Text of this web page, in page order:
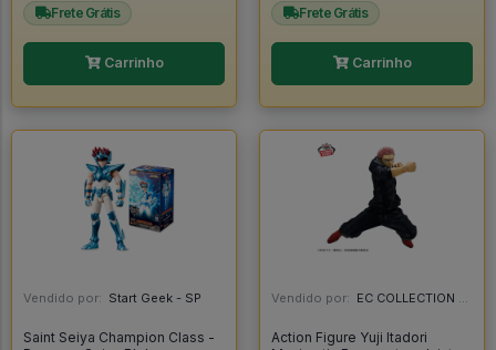
Frete Grátis
Carrinho
Frete Grátis
Carrinho
Vendido por: Start Geek - SP
Saint Seiya Champion Class -
Vendido por: EC COLLECTION - SP
Action Figure Yuji Itadori